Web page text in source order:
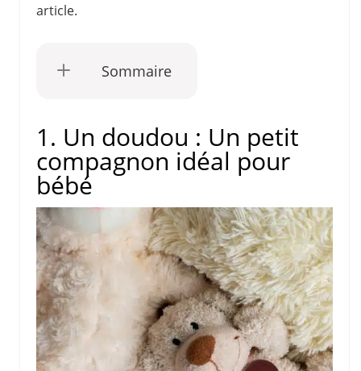
article.
Sommaire
1. Un doudou : Un petit
compagnon idéal pour
bébé